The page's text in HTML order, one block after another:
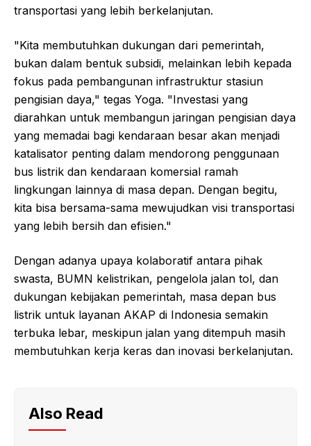
transportasi yang lebih berkelanjutan.
"Kita membutuhkan dukungan dari pemerintah,
bukan dalam bentuk subsidi, melainkan lebih kepada
fokus pada pembangunan infrastruktur stasiun
pengisian daya," tegas Yoga. "Investasi yang
diarahkan untuk membangun jaringan pengisian daya
yang memadai bagi kendaraan besar akan menjadi
katalisator penting dalam mendorong penggunaan
bus listrik dan kendaraan komersial ramah
lingkungan lainnya di masa depan. Dengan begitu,
kita bisa bersama-sama mewujudkan visi transportasi
yang lebih bersih dan efisien."
Dengan adanya upaya kolaboratif antara pihak
swasta, BUMN kelistrikan, pengelola jalan tol, dan
dukungan kebijakan pemerintah, masa depan bus
listrik untuk layanan AKAP di Indonesia semakin
terbuka lebar, meskipun jalan yang ditempuh masih
membutuhkan kerja keras dan inovasi berkelanjutan.
Also Read